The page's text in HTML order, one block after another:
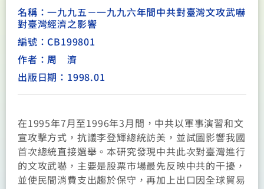
名稱：一九九五－一九九六年間中共對臺灣文攻武嚇
對臺灣經濟之影響
編號：CB199801
作者：周 濟
出版日期：1998.01
在1995年7月至1996年3月間，中共以軍事演習和文
宣攻擊方式，抗議李登輝總統訪美，並試圖影響我國
首次總統直接選舉。本研究發現中共此次對臺灣進行
的文攻武嚇，主要是股票市場最先反映中共的干擾，
並使民間消費支出趨於保守，再加上出口因全球貿易